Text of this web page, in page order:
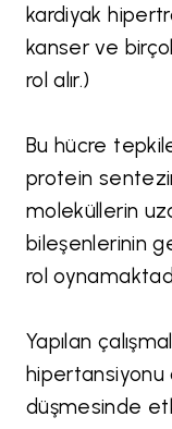
kardiyak
kanser ve
rol alır.)
Bu hücre
protein
moleküllerin
bileşenlerinin
rol
Yapılan
hipertansiyonu
düşmesinde